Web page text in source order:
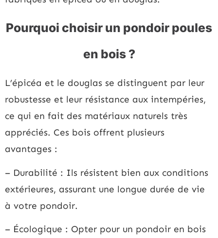
Pourquoi choisir un pondoir poules
en bois ?
L’épicéa et le douglas se distinguent par leur
robustesse et leur résistance aux intempéries,
ce qui en fait des matériaux naturels très
appréciés. Ces bois offrent plusieurs
avantages :
– Durabilité : Ils résistent bien aux conditions
extérieures, assurant une longue durée de vie
à votre pondoir.
– Écologique : Opter pour un pondoir en bois